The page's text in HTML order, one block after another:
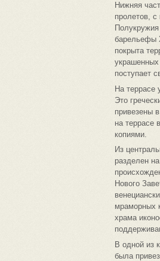
Нижняя
пролетов,
барельефы
покрыта
украшенных
поступает
На террасе
Это
привезены
на террасе
копиями.
Из
разделен
Нового
мраморных
храма
В одной из
была